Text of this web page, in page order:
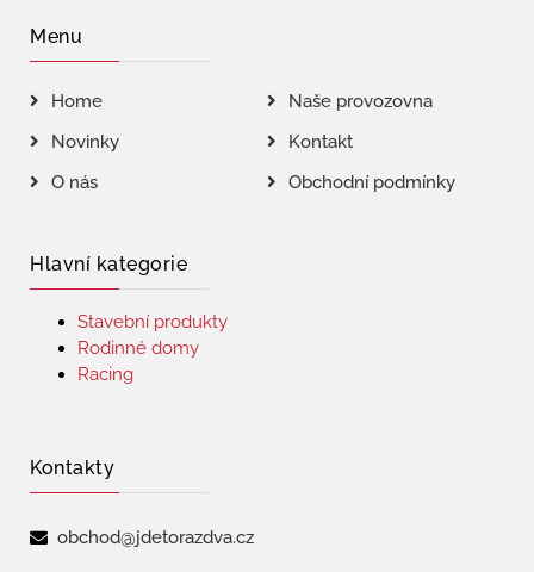
Menu
Home
Naše provozovna
Novinky
Kontakt
O nás
Obchodní podmínky
Hlavní kategorie
Stavební produkty
Rodinné domy
Racing
Kontakty
obchod@jdetorazdva.cz